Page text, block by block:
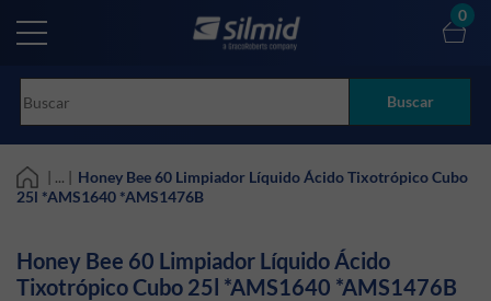
main
Buscar
0
| ... | Honey Bee 60 Limpiador Líquido Ácido Tixotrópico Cubo
25l *AMS1640 *AMS1476B
Honey Bee 60 Limpiador Líquido Ácido
Tixotrópico Cubo 25l *AMS1640 *AMS1476B